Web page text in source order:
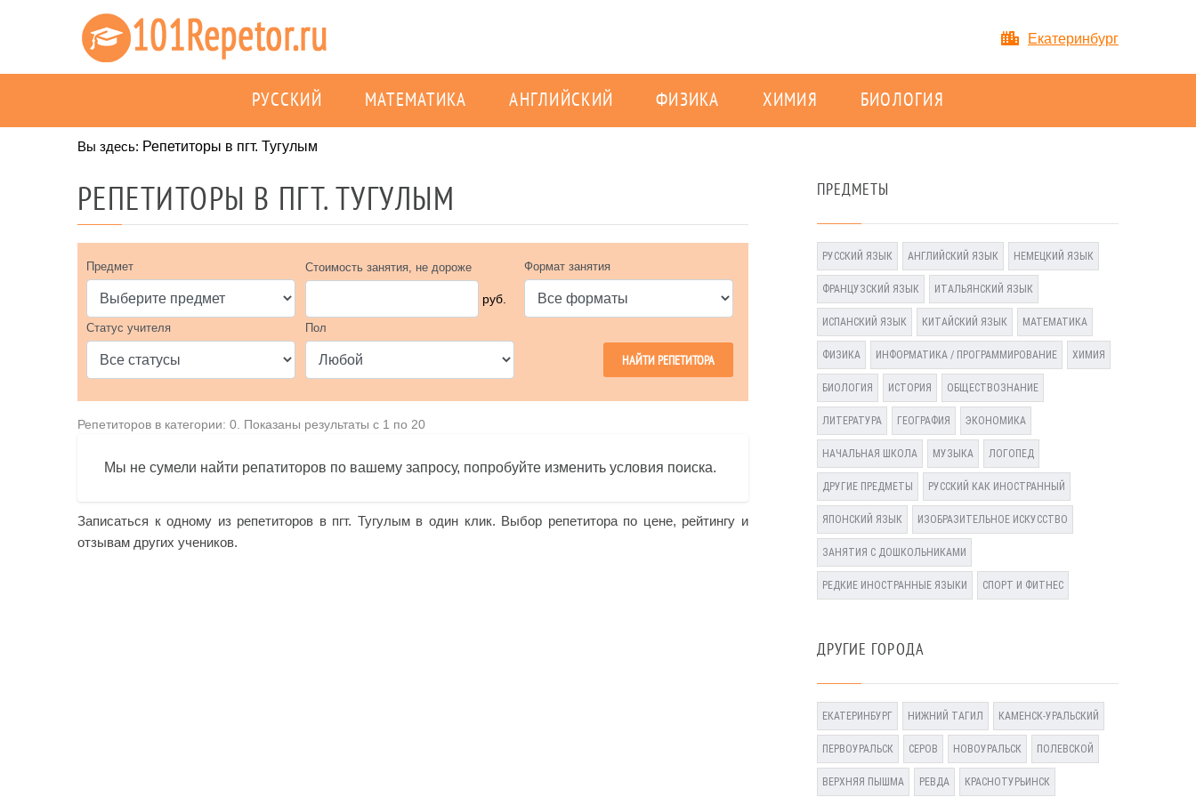
Екатеринбург
РУССКИЙ МАТЕМАТИКА АНГЛИЙСКИЙ ФИЗИКА ХИМИЯ БИОЛОГИЯ
Вы здесь: Репетиторы в пгт. Тугулым
РЕПЕТИТОРЫ В ПГТ. ТУГУЛЫМ
Предмет Стоимость занятия, не дороже
руб.
Формат занятия
Статус учителя Пол
Репетиторов в категории: 0. Показаны результаты с 1 по 20
Мы не сумели найти репатиторов по вашему запросу, попробуйте изменить условия поиска.
Записаться к одному из репетиторов в пгт. Тугулым в один клик. Выбор репетитора по цене, рейтингу и
отзывам других учеников.
ПРЕДМЕТЫ
РУССКИЙ ЯЗЫК АНГЛИЙСКИЙ ЯЗЫК НЕМЕЦКИЙ ЯЗЫК
ФРАНЦУЗСКИЙ ЯЗЫК ИТАЛЬЯНСКИЙ ЯЗЫК
ИСПАНСКИЙ ЯЗЫК КИТАЙСКИЙ ЯЗЫК МАТЕМАТИКА
ФИЗИКА ИНФОРМАТИКА / ПРОГРАММИРОВАНИЕ ХИМИЯ
БИОЛОГИЯ ИСТОРИЯ ОБЩЕСТВОЗНАНИЕ
ЛИТЕРАТУРА ГЕОГРАФИЯ ЭКОНОМИКА
НАЧАЛЬНАЯ ШКОЛА МУЗЫКА ЛОГОПЕД
ДРУГИЕ ПРЕДМЕТЫ РУССКИЙ КАК ИНОСТРАННЫЙ
ЯПОНСКИЙ ЯЗЫК ИЗОБРАЗИТЕЛЬНОЕ ИСКУССТВО
ЗАНЯТИЯ С ДОШКОЛЬНИКАМИ
РЕДКИЕ ИНОСТРАННЫЕ ЯЗЫКИ СПОРТ И ФИТНЕС
ДРУГИЕ ГОРОДА
ЕКАТЕРИНБУРГ НИЖНИЙ ТАГИЛ КАМЕНСК-УРАЛЬСКИЙ
ПЕРВОУРАЛЬСК СЕРОВ НОВОУРАЛЬСК ПОЛЕВСКОЙ
ВЕРХНЯЯ ПЫШМА РЕВДА КРАСНОТУРЬИНСК